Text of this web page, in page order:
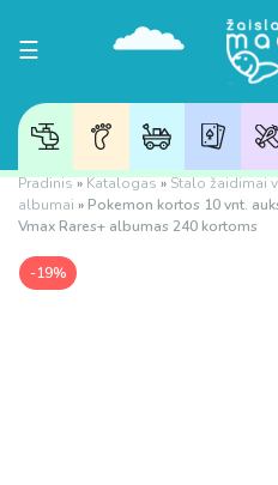
Toggle navigation
☰
Pradinis»Katalogas»Stalo žaidimai
albumai » Pokemon kortos 10 vnt.
Vmax Rares+ albumas 240 kortoms
-19%